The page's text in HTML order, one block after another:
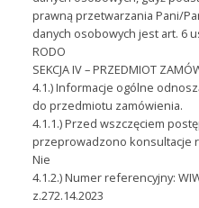
prawną przetwarzania Pani/
danych osobowych jest art. 6
RODO
SEKCJA IV – PRZEDMIOT
4.1.) Informacje ogólne
do przedmiotu zamówienia.
4.1.1.) Przed wszczęciem
przeprowadzono konsultacje
Nie
4.1.2.) Numer referencyjny:
z.272.14.2023